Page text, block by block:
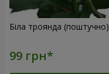
Біла троянда (поштучно)